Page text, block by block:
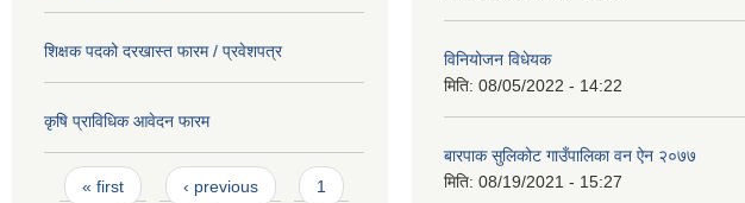
शिक्षक पदको दरखास्त फारम / प्रवेशपत्र
कृषि प्राविधिक आवेदन फारम
Pages
« first ‹ previous 1
विनियोजन विधेयक
मिति: 08/05/2022 - 14:22
बारपाक सुलिकोट गाउँपालिका वन ऐन २०७७
मिति: 08/19/2021 - 15:27